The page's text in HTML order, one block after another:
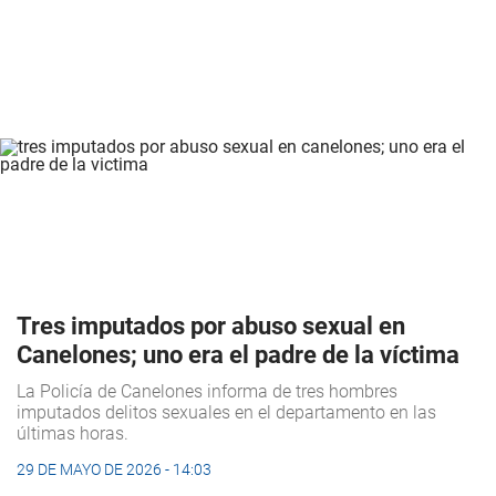
Tres imputados por abuso sexual en
Canelones; uno era el padre de la víctima
La Policía de Canelones informa de tres hombres
imputados delitos sexuales en el departamento en las
últimas horas.
29 DE MAYO DE 2026 - 14:03